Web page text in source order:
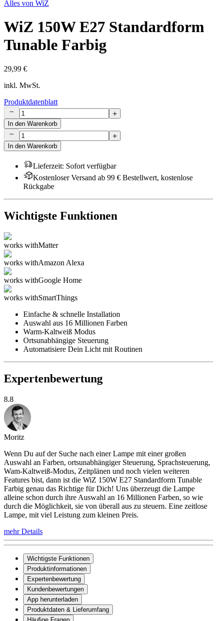
Alles von WiZ
WiZ 150W E27 Standardform
Tunable Farbig
29,99 €
inkl. MwSt.
Produktdatenblatt
In den Warenkorb
In den Warenkorb
Lieferzeit: Sofort verfügbar
Kostenloser Versand ab 99 € Bestellwert, kostenlose
Rückgabe
Wichtigste Funktionen
works withMatter
works withAmazon Alexa
works withGoogle Home
works withSmartThings
Einfache & schnelle Installation
Auswahl aus 16 Millionen Farben
Warm-Kaltweiß Modus
Ortsunabhängige Steuerung
Automatisiere Dein Licht mit Routinen
Expertenbewertung
8.8
Moritz
Wenn Du auf der Suche nach einer Lampe mit einer großen
Auswahl an Farben, ortsunabhängiger Steuerung, Sprachsteuerung,
Wam-Kaltweiß-Modus, Zeitplänen und noch vielen weiteren
Features bist, dann ist die WiZ 150W E27 Standardform Tunable
Farbig genau das Richtige für Dich! Uns überzeugt die Lampe
alleine schon durch ihre Auswahl an 16 Millionen Farben, so wie
durch die Möglichkeit, sie von überall aus zu steuern. Eine zeitlose
Lampe, mit viel Leistung zum kleinen Preis.
mehr Details
Wichtigste Funktionen
Produktinformationen
Expertenbewertung
Kundenbewertungen
App herunterladen
Produktdaten & Lieferumfang
Häufige Fragen